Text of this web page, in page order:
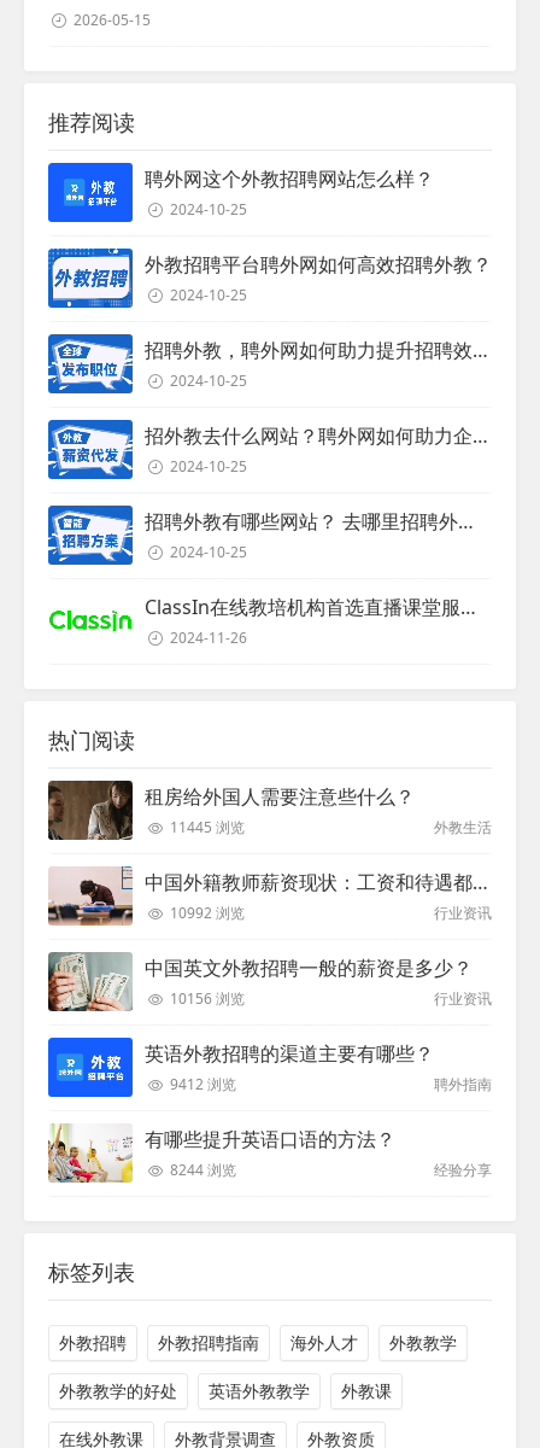
2026-05-15
推荐阅读
聘外网这个外教招聘网站怎么样？
2024-10-25
外教招聘平台聘外网如何高效招聘外教？
2024-10-25
招聘外教，聘外网如何助力提升招聘效率？
2024-10-25
招外教去什么网站？聘外网如何助力企业外教招聘
2024-10-25
招聘外教有哪些网站？ 去哪里招聘外教？
2024-10-25
ClassIn在线教培机构首选直播课堂服务商
2024-11-26
热门阅读
租房给外国人需要注意些什么？
11445 浏览 外教生活
中国外籍教师薪资现状：工资和待遇都非常高
10992 浏览 行业资讯
中国英文外教招聘一般的薪资是多少？
10156 浏览 行业资讯
英语外教招聘的渠道主要有哪些？
9412 浏览 聘外指南
有哪些提升英语口语的方法？
8244 浏览 经验分享
标签列表
外教招聘 外教招聘指南 海外人才 外教教学
外教教学的好处 英语外教教学 外教课
在线外教课 外教背景调查 外教资质